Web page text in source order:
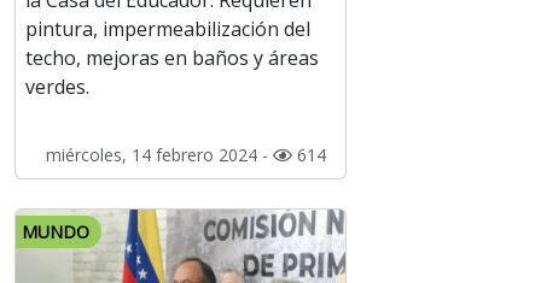
pintura, impermeabilización del
techo, mejoras en baños y áreas
verdes.
miércoles, 14 febrero 2024 - 614
MUNDO